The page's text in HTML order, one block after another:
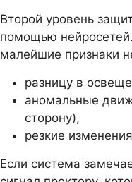
Второй уровень
помощью
малейшие признаки
разницу в
аномальные
сторону),
резкие
Если система